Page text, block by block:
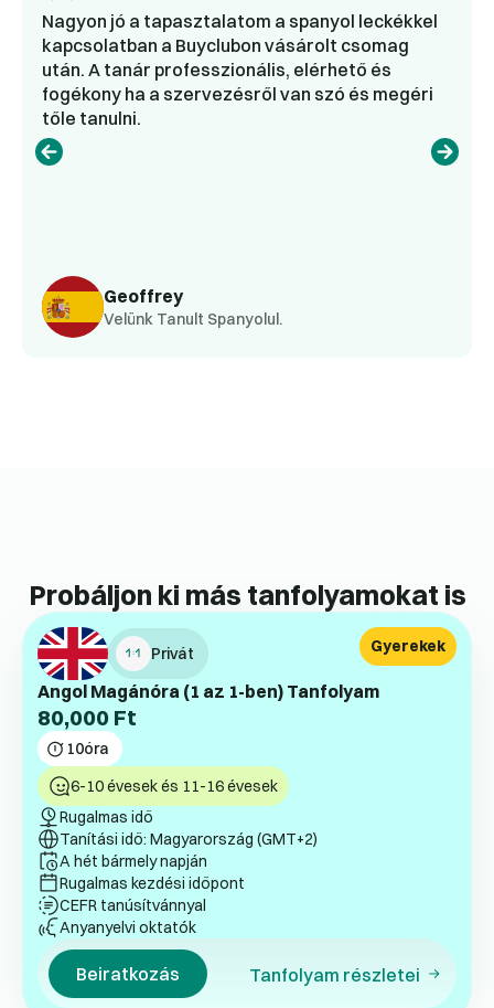
Geoffrey
Velünk Tanult Spanyolul.
Nagyon jó a tapasztalatom a spanyol leckékkel
kapcsolatban a Buyclubon vásárolt csomag
után. A tanár professzionális, elérhető és
fogékony ha a szervezésről van szó és megéri
tőle tanulni.
Probáljon ki más tanfolyamokat is
Privát
Angol Magánóra (1 az 1-ben) Tanfolyam
80,000 Ft
10óra
Gyerekek
6-10 évesek és 11-16 évesek
Rugalmas idő
Tanítási idő: Magyarország (GMT+2)
A hét bármely napján
Rugalmas kezdési időpont
CEFR tanúsítvánnyal
Anyanyelvi oktatók
Beiratkozás Tanfolyam részletei